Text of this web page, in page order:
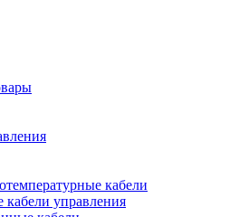
кабели
кабели управления